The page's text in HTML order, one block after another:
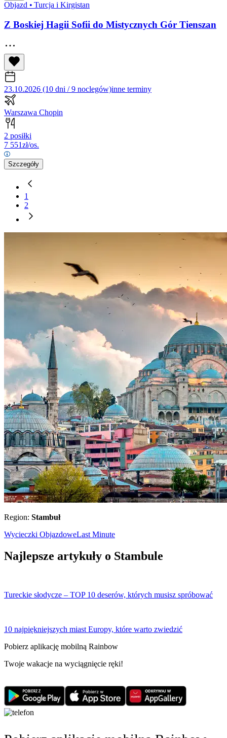
Objazd • Turcja i Kirgistan
Z Boskiej Hagii Sofii do Mistycznych Gór Tienszan
23.10.2026 (10 dni / 9 noclegów)inne terminy
Warszawa Chopin
2 posiłki
7 551zł/os.
Szczegóły
1
2
Region: Stambuł
Wycieczki ObjazdoweLast Minute
Najlepsze artykuły o Stambule
Tureckie słodycze – TOP 10 deserów, których musisz spróbować
10 najpiękniejszych miast Europy, które warto zwiedzić
Pobierz aplikację mobilną Rainbow
Twoje wakacje na wyciągnięcie ręki!